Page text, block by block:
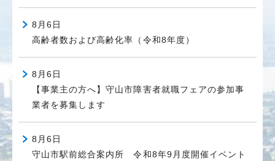
8月6日
高齢者数および高齢化率（令和8年度）
8月6日
【事業主の方へ】守山市障害者就職フェアの参加事
業者を募集します
8月6日
守山市駅前総合案内所 令和8年9月度開催イベント